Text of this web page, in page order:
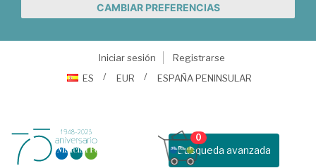
CAMBIAR PREFERENCIAS
Iniciar sesión
Registrarse
ES
EUR ESPAÑA PENINSULAR
Busqueda avanzada
0